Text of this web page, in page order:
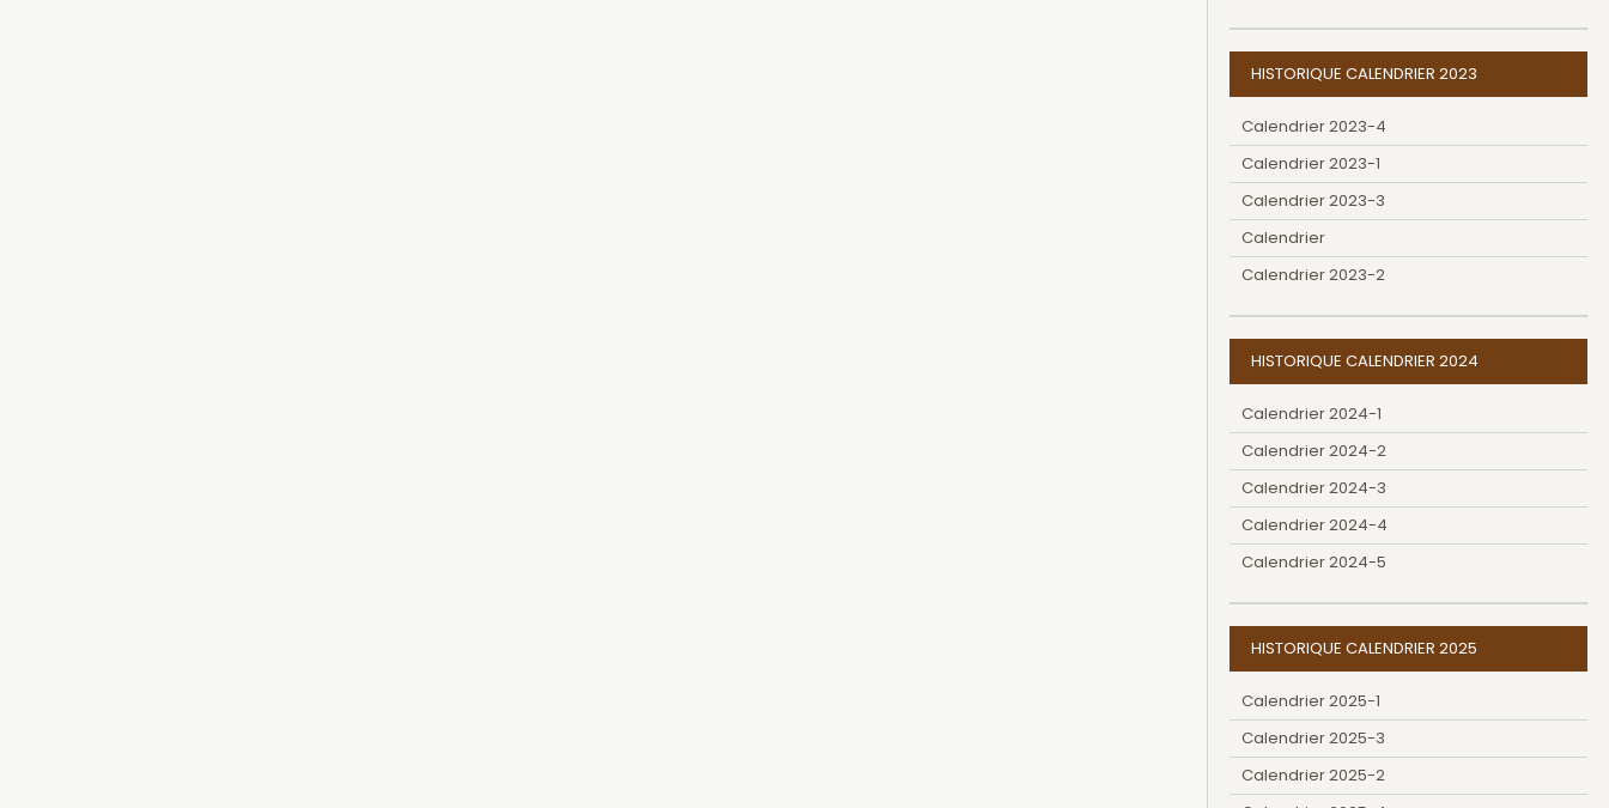
HISTORIQUE CALENDRIER 2023
Calendrier 2023-4
Calendrier 2023-1
Calendrier 2023-3
Calendrier
Calendrier 2023-2
HISTORIQUE CALENDRIER 2024
Calendrier 2024-1
Calendrier 2024-2
Calendrier 2024-3
Calendrier 2024-4
Calendrier 2024-5
HISTORIQUE CALENDRIER 2025
Calendrier 2025-1
Calendrier 2025-3
Calendrier 2025-2